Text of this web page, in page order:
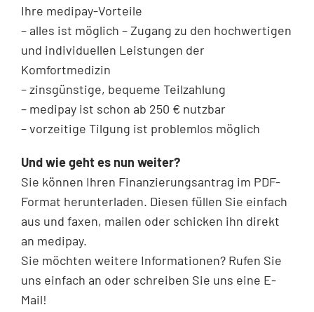
Ihre medipay-Vorteile
– alles ist möglich – Zugang zu den hochwertigen
und individuellen Leistungen der
Komfortmedizin
– zinsgünstige, bequeme Teilzahlung
– medipay ist schon ab 250 € nutzbar
– vorzeitige Tilgung ist problemlos möglich
Und wie geht es nun weiter?
Sie können Ihren Finanzierungsantrag im PDF-
Format herunterladen. Diesen füllen Sie einfach
aus und faxen, mailen oder schicken ihn direkt
an medipay.
Sie möchten weitere Informationen? Rufen Sie
uns einfach an oder schreiben Sie uns eine E-
Mail!